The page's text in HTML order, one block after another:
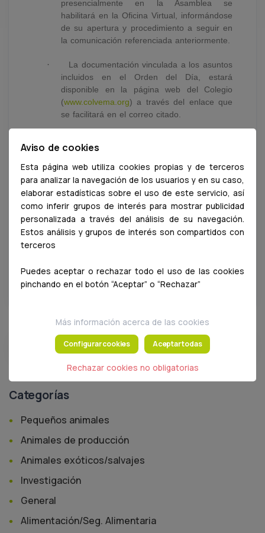
presencialmente en la Asamblea se
habilitará en la Oficina Virtual, informándose
de su apertura y procedimiento a seguir en
la comunicación referenciada anteriormente.
·
La documentación vinculada a los asuntos
incluidos en el Orden del Día, estará
disponible en la página web del Colegio
(www.colvema.org) a través del enlace que
se facilitará en el correo citado.
emitirá la reunión es ZOOM. Se enviará un
enlace y clave personalizados de acceso a
la reunión a los colegiado/as inscritos a
efectos de gestionar su asistencia y votación
General
Categorías
Pequeños animales
Animales de producción
Animales exóticos/salvajes
Investigación
General
Alimentación/Seg. Alimentaria
Aviso de cookies
Esta página web utiliza cookies propias y de terceros
para analizar la navegación de los usuarios y en su caso,
elaborar estadísticas sobre el uso de este servicio, así
como inferir grupos de interés para mostrar publicidad
personalizada a través del análisis de su navegación.
Estos análisis y grupos de interés son compartidos con
terceros
Puedes aceptar o rechazar todo el uso de las cookies
pinchando en el botón “Aceptar” o “Rechazar”
Más información acerca de las cookies
Configurar cookies Aceptar todas
Rechazar cookies no obligatorias